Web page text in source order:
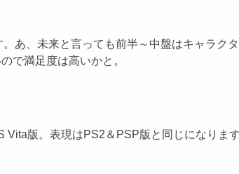
あ、未来と言っても前半～中盤はキャラク
で満足度は高いかと。
版。表現はPS2＆PSP版と同じになりま